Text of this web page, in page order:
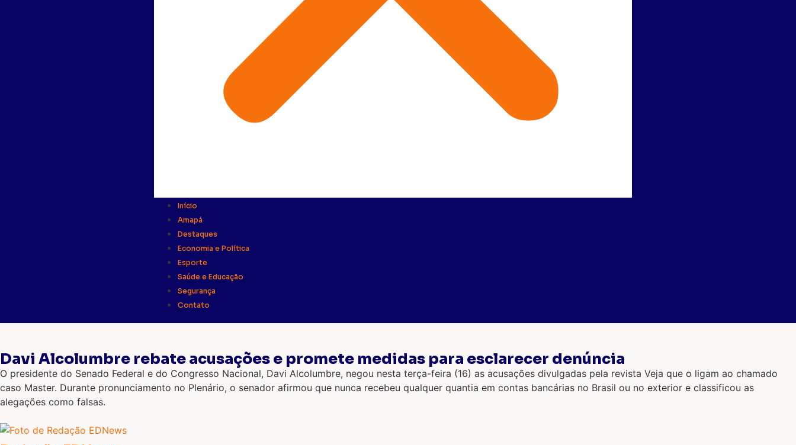
Início
Amapá
Destaques
Economia e Política
Esporte
Saúde e Educação
Segurança
Contato
Davi Alcolumbre rebate acusações e promete medidas para esclarecer denúncia
O presidente do Senado Federal e do Congresso Nacional, Davi Alcolumbre, negou nesta terça-feira (16) as acusações divulgadas pela revista Veja que o ligam ao chamado
caso Master. Durante pronunciamento no Plenário, o senador afirmou que nunca recebeu qualquer quantia em contas bancárias no Brasil ou no exterior e classificou as
alegações como falsas.